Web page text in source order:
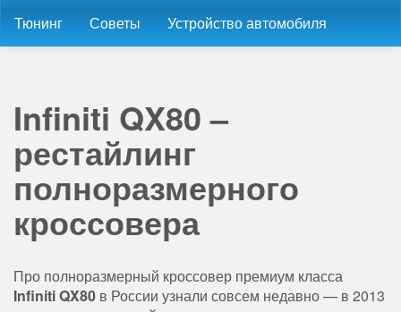
Тюнинг Советы Устройство автомобиля
Infiniti QX80 –
рестайлинг
полноразмерного
кроссовера
Про полноразмерный кроссовер премиум класса
Infiniti QX80 в России узнали совсем недавно — в 2013